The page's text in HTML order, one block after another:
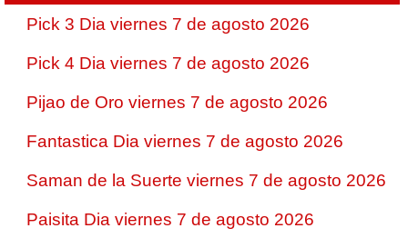
Pick 3 Dia viernes 7 de agosto 2026
Pick 4 Dia viernes 7 de agosto 2026
Pijao de Oro viernes 7 de agosto 2026
Fantastica Dia viernes 7 de agosto 2026
Saman de la Suerte viernes 7 de agosto 2026
Paisita Dia viernes 7 de agosto 2026